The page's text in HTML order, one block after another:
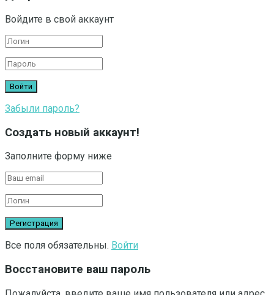
Войдите в свой аккаунт
Забыли пароль?
Создать новый аккаунт!
Заполните форму ниже
Все поля обязательны. Войти
Восстановите ваш пароль